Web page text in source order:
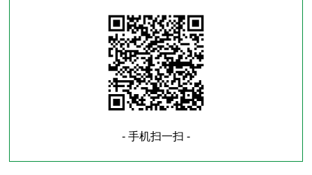
- 手机扫一扫 -